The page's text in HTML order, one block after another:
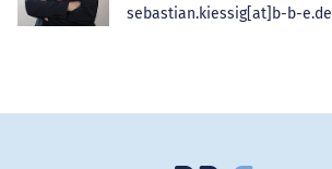
sebastian.kiessig[at]b-b-e.de